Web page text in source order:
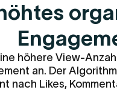
höhere View-
an. Der
nach Likes,